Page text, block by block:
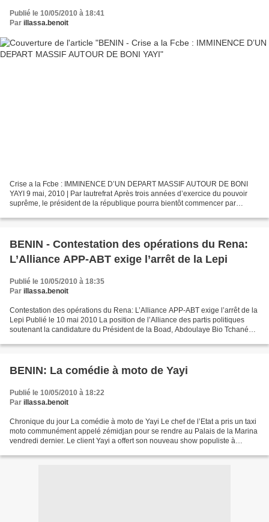
Publié le 10/05/2010 à 18:41
Par illassa.benoit
Crise a la Fcbe : IMMINENCE D’UN DEPART MASSIF AUTOUR DE BONI
YAYI 9 mai, 2010 | Par lautrefrat Après trois années d’exercice du pouvoir
suprême, le président de la république pourra bientôt commencer par
BENIN - Contestation des opérations du Rena:
L’Alliance APP-ABT exige l’arrêt de la Lepi
Publié le 10/05/2010 à 18:35
Par illassa.benoit
Contestation des opérations du Rena: L’Alliance APP-ABT exige l’arrêt de la
Lepi Publié le 10 mai 2010 La position de l’Alliance des partis politiques
soutenant la candidature du Président de la Boad, Abdoulaye Bio Tchané
BENIN: La comédie à moto de Yayi
Publié le 10/05/2010 à 18:22
Par illassa.benoit
Chronique du jour La comédie à moto de Yayi Le chef de l’Etat a pris un taxi
moto communément appelé zémidjan pour se rendre au Palais de la Marina
vendredi dernier. Le client Yayi a offert son nouveau show populiste à